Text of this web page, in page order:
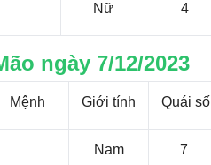
Nữ 4
ngày 7/12/2023
Mệnh Giới tính Quái số
Nam 7